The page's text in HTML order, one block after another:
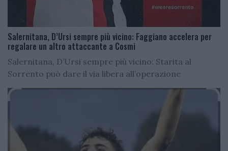
Salernitana, D’Ursi sempre più vicino: Faggiano accelera per
regalare un altro attaccante a Cosmi
Salernitana, D’Ursi sempre più vicino: Starita al
Sorrento può dare il via libera all’operazione